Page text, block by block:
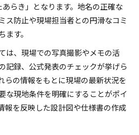
らき」となります。地名の正確な
ス防止や現場担当者との円滑なコミ
す。
は、現場での写真撮影やメモの活
記録、公式発表のチェックが挙げら
らの情報をもとに現場の最新状況を
な現地条件を明確にすることがポイ
報を反映した設計図や仕様書の作成